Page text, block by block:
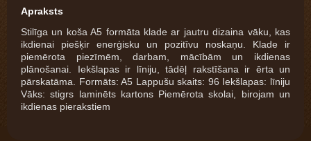
Apraksts
Stilīga un koša A5 formāta klade ar jautru dizaina vāku, kas
ikdienai piešķir enerģisku un pozitīvu noskaņu. Klade ir
piemērota piezīmēm, darbam, mācībām un ikdienas
plānošanai. Iekšlapas ir līniju, tādēļ rakstīšana ir ērta un
pārskatāma. Formāts: A5 Lappušu skaits: 96 Iekšlapas: līniju
Vāks: stigrs laminēts kartons Piemērota skolai, birojam un
ikdienas pierakstiem